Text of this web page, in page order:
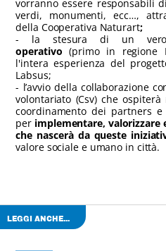
vorranno essere responsabili
verdi, monumenti, ecc…,
della Cooperativa Naturart;
- la stesura di un
operativo (primo in regione
l'intera esperienza del
Labsus;
- l’avvio della collaborazione
volontariato (Csv) che
coordinamento dei partners
per implementare,
che nascerà da queste
valore sociale e umano in città.
LEGGI ANCHE...